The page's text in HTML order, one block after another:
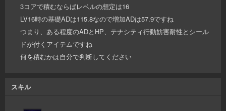
3コアで積むならばレベルの想定は16
LV16時の基礎ADは115.8なので増加ADは57.9ですね
つまり、ある程度のADとHP、テナシティ行動妨害耐性とシール
ドが付くアイテムですね
何を積むかは自分で判断してください
スキル